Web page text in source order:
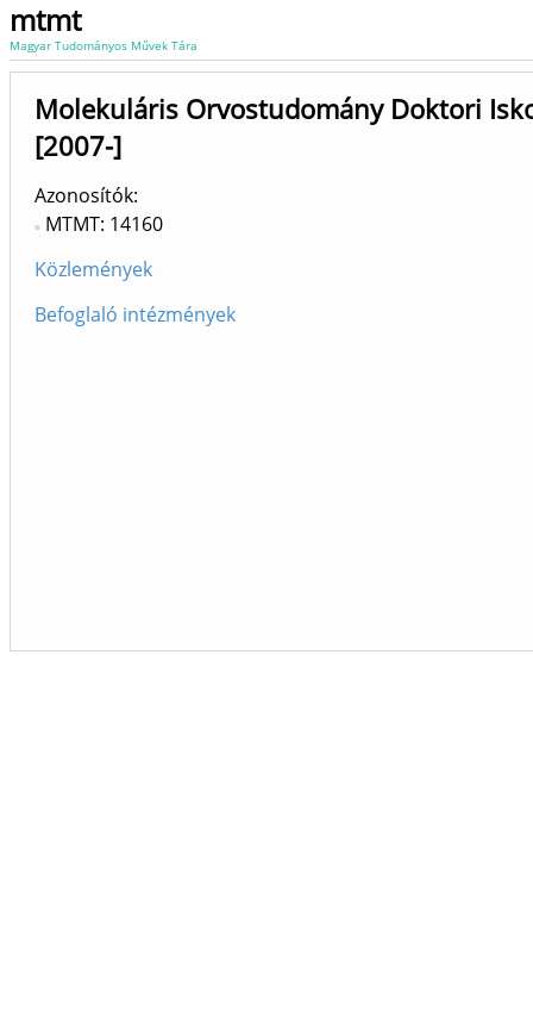
mtmt
Magyar Tudományos Művek Tára
Molekuláris Orvostudomány Doktori
[2007-]
Azonosítók
MTMT: 14160
Közlemények
Befoglaló intézmények